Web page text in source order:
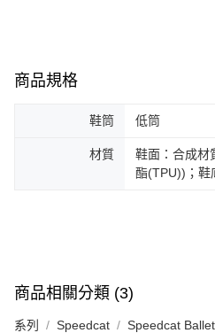
商品規格
鞋筒 低筒
材質
鞋面：合成材
酯(TPU))；鞋
商品相關分類 (3)
系列 Speedcat Speedcat Ballet